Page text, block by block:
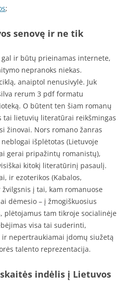
;
senovę ir ne tik
ir būtų prieinamas internete,
nepranoks niekas.
anaiptol nenusivylė. Juk
rerum 3 pdf formatu
O būtent ten šiam romanų
tai lietuvių literatūrai reikšmingas
žinovai. Nors romano žanras
išplėtotas (Lietuvoje
gerai pripažintų romanistų),
kitokį literatūrinį pasaulį.
ir ezoterikos (Kabalos,
į tai, kam romanuose
dėmesio – į žmogiškuosius
plėtojamus tam tikroje socialinėje
visa tai suderinti,
nepertraukiamai įdomų siužetą
talento reprezentacija.
indėlis į Lietuvos